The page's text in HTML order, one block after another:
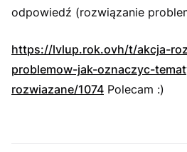
odpowiedź (rozwiązanie
https://lvlup.rok.ovh/t/akcja-
problemow-jak-oznaczyc-
rozwiazane/1074 Polecam :)